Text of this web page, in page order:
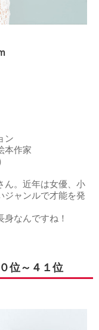
ン
本作家
ん。近年は女優、小
ジャンルで才能を発
なんですね！
位～４１位